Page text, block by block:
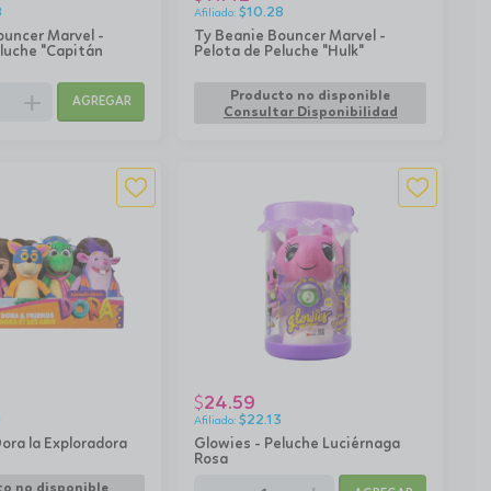
Marvel -
"Capitán
add AGREGAR
Ty Beanie Bouncer Marvel -
Pelota de Peluche "Hulk"
$10.28
Producto no disponible
Consultar Disponibilidad
la Exploradora
no disponible
Glowies - Peluche Luciérnaga
Rosa
$24.59
$22.13